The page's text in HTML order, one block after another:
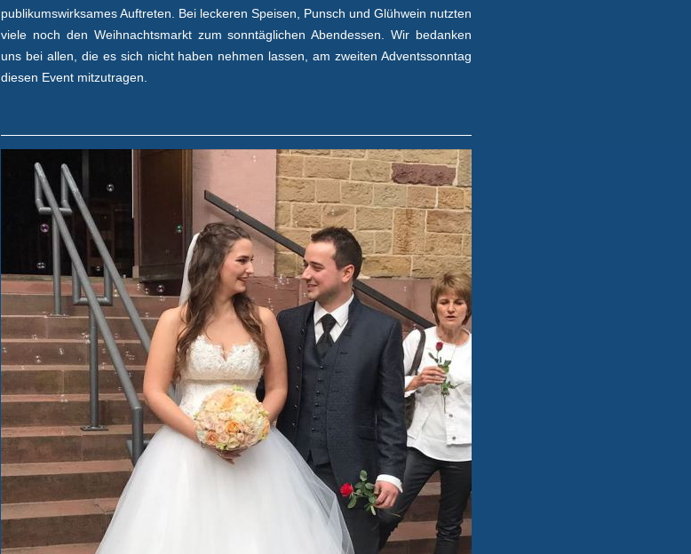
publikumswirksames Auftreten. Bei leckeren Speisen, Punsch und Glühwein nutzten
viele noch den Weihnachtsmarkt zum sonntäglichen Abendessen. Wir bedanken
uns bei allen, die es sich nicht haben nehmen lassen, am zweiten Adventssonntag
diesen Event mitzutragen.